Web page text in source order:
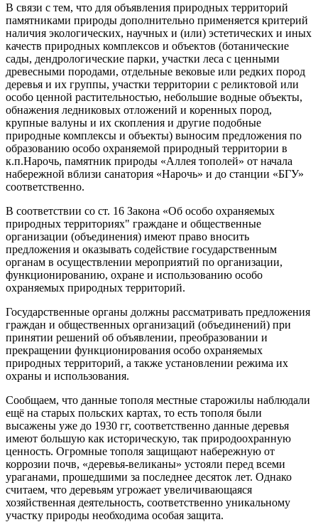
В связи с тем, что для объявления природных территорий
памятниками природы дополнительно применяется критерий
наличия экологических, научных и (или) эстетических и иных
качеств природных комплексов и объектов (ботанические
сады, дендрологические парки, участки леса с ценными
древесными породами, отдельные вековые или редких пород
деревья и их группы, участки территории с реликтовой или
особо ценной растительностью, небольшие водные объекты,
обнажения ледниковых отложений и коренных пород,
крупные валуны и их скопления и другие подобные
природные комплексы и объекты) выносим предложения по
образованию особо охраняемой природный территории в
к.п.Нарочь, памятник природы «Аллея тополей» от начала
набережной вблизи санатория «Нарочь» и до станции «БГУ»
соответственно.
В соответствии со ст. 16 Закона «Об особо охраняемых
природных территориях" граждане и общественные
организации (объединения) имеют право вносить
предложения и оказывать содействие государственным
органам в осуществлении мероприятий по организации,
функционированию, охране и использованию особо
охраняемых природных территорий.
Государственные органы должны рассматривать предложения
граждан и общественных организаций (объединений) при
принятии решений об объявлении, преобразовании и
прекращении функционирования особо охраняемых
природных территорий, а также установлении режима их
охраны и использования.
Сообщаем, что данные тополя местные старожилы наблюдали
ещё на старых польских картах, то есть тополя были
высажены уже до 1930 гг, соответственно данные деревья
имеют большую как историческую, так природоохранную
ценность. Огромные тополя защищают набережную от
коррозии почв, «деревья-великаны» устояли перед всеми
ураганами, прошедшими за последнее десяток лет. Однако
считаем, что деревьям угрожает увеличивающаяся
хозяйственная деятельность, соответственно уникальному
участку природы необходима особая защита.